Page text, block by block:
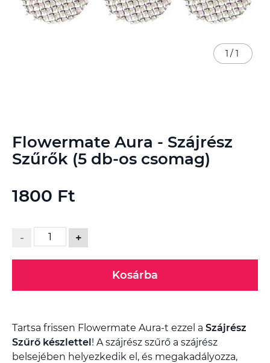
Flowermate Aura - Szájrész
Szűrők (5 db-os csomag)
1800 Ft
- +
Kosárba
Tartsa frissen Flowermate Aura-t ezzel a Szájrész
Szűrő készlettel! A szájrész szűrő a szájrész
belsejében helyezkedik el, és megakadályozza,
1 / 1
a
képgaléria
elejére